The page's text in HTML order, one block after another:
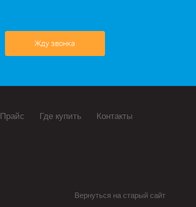
Жду звонка
Прайс Где купить Контакты
Вернуться на старый сайт